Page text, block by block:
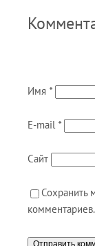
Имя *
E-mail *
Сайт
Сохранить
комментариев.